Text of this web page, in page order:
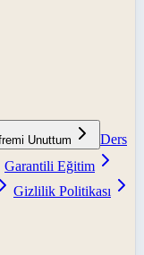
Unuttum
Ders
Garantili Eğitim
Gizlilik Politikası